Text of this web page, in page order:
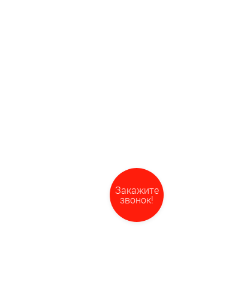
Закажите
звонок!